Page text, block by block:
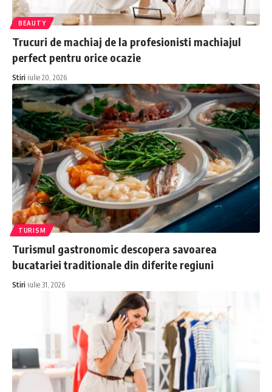
BEAUTY
Trucuri de machiaj de la profesionisti machiajul
perfect pentru orice ocazie
Stiri iulie 20, 2026
TURISM
Turismul gastronomic descopera savoarea
bucatariei traditionale din diferite regiuni
Stiri iulie 31, 2026